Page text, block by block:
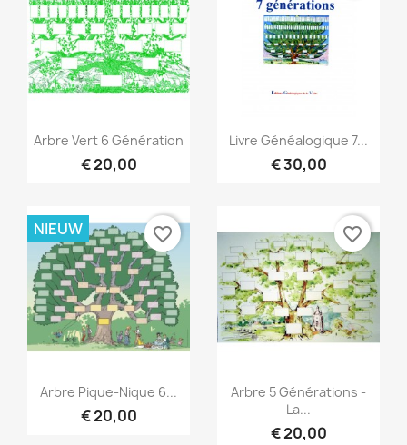
Snel bekijken
Arbre Vert 6 Génération
€ 20,00
Snel bekijken
Livre Généalogique 7...
€ 30,00
Snel bekijken
Arbre Pique-Nique 6...
€ 20,00
NIEUW favorite_border
Snel bekijken
Arbre 5 Générations -
La...
€ 20,00
favorite_border